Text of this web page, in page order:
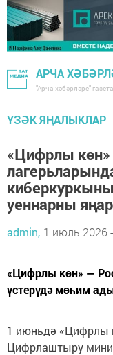
АРЧА
"Арча хәбәрләре"
ҮЗӘК ЯҢАЛЫКЛАР
«Цифрлы көн»
уеннарны
admin, 1 июль 2026
«Цифрлы көн» —
үстерүдә мөһим
1 июньдә «Цифрлы
Цифрлаштыру